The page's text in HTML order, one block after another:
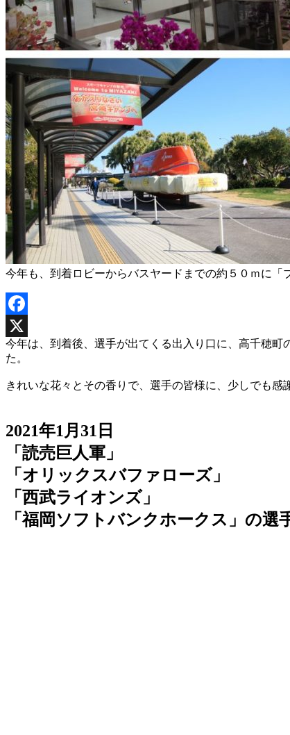
今年も、到着ロビーからバスヤードまでの約５０ｍに「
Facebook
X
今年は、到着後、選手が出てくる出入り口に、高千穂
た。
きれいな花々とその香りで、選手の皆様に、少しでも感
2021年1月31日
「読売巨人軍」
「オリックスバファローズ」
「西武ライオンズ」
「福岡ソフトバンクホークス」の